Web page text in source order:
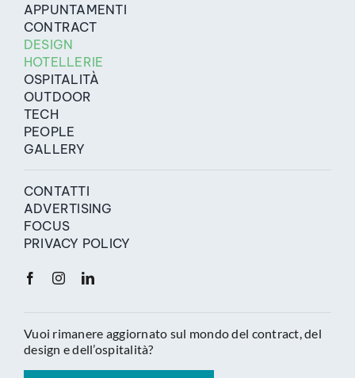
APPUNTAMENTI
CONTRACT
DESIGN
HOTELLERIE
OSPITALITÀ
OUTDOOR
TECH
PEOPLE
GALLERY
CONTATTI
ADVERTISING
FOCUS
PRIVACY POLICY
Vuoi rimanere aggiornato sul mondo del contract, del
design e dell’ospitalità?